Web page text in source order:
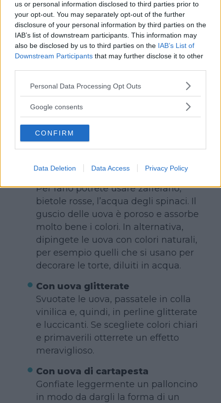
us or personal information disclosed to third parties prior to
your opt-out. You may separately opt-out of the further
disclosure of your personal information by third parties on the
IAB’s list of downstream participants. This information may
also be disclosed by us to third parties on the IAB’s List of
Downstream Participants that may further disclose it to other
Please note that this website/app uses one or more Google
not limited to your visit or usage behaviour. You may click to
use your data for below specified purposes in below Google
consent section.
Personal Data Processing Opt Outs
Google consents
CONFIRM
Data Deletion Data Access Privacy Policy
piante interrate, perfette lepalmee gli
ulivi.
Continua a leggere dopo la pubblicità
COME DECORARE L’ALBERO DI
Con uova colorate
Svuotate le uova e coloratele con
colori naturali in base al vostro gusto.
Per farlo potrete usare zafferano,
bietole rosse, l’acqua degli spinaci. Il
guscio delle uova è poroso e assorbe
molto bene i colori. In alternativa,
dipingete le uova con colori naturali,
per esempio quelli che si usano per
decorare le torte, diluiti in acqua.
Con uova glitterate
Svuotate le uova, passatele in colla
vinilica e, quindi, in perline glitterate
e luccicanti. Se scegliete colori chiari
e primaverili otterrete un effetto
meraviglioso.
Con uova di cartapesta
Gonfiate leggermente un palloncino
in modo da dargli la forma di un